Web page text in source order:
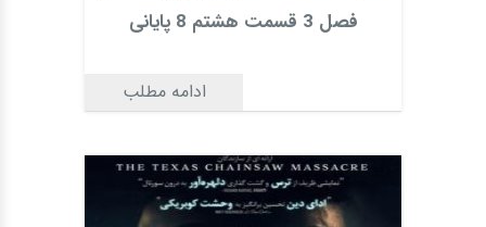
فصل 3 قسمت هشتم 8 پایانی
ادامه مطلب